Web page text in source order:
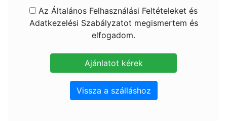
Az Általános Felhasználási Feltételeket és
Adatkezelési Szabályzatot megismertem és
elfogadom.
Vissza a szálláshoz